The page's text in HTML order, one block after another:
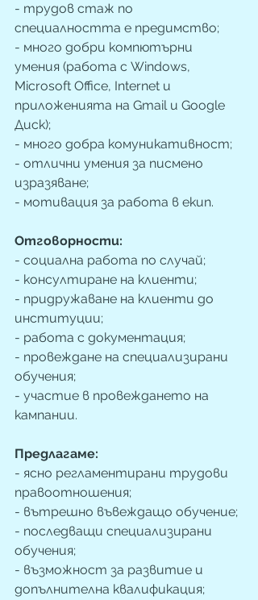
- трудов стаж по
специалността е предимство;
- много добри компютърни
умения (работа с Windows,
Microsoft Office, Internet и
приложенията на Gmail и Google
Диск);
- много добра комуникативност;
- отлични умения за писмено
изразяване;
- мотивация за работа в екип.
Отговорности:
- социална работа по случай;
- консултиране на клиенти;
- придружаване на клиенти до
институции;
- работа с документация;
- провеждане на специализирани
обучения;
- участие в провеждането на
кампании.
Предлагаме:
- ясно регламентирани трудови
правоотношения;
- вътрешно въвеждащо обучение;
- последващи специализирани
обучения;
- възможност за развитие и
допълнителна квалификация;